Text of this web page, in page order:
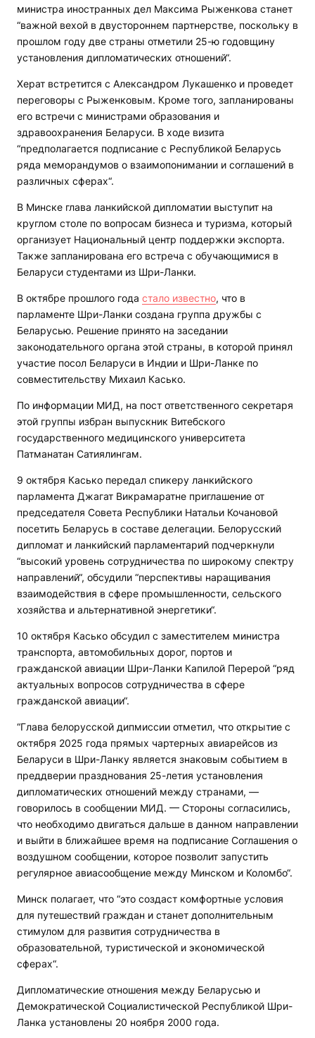
министра иностранных дел Максима Рыженкова станет
“важной вехой в двустороннем партнерстве, поскольку в
прошлом году две страны отметили 25-ю годовщину
установления дипломатических отношений“.
Херат встретится с Александром Лукашенко и проведет
переговоры с Рыженковым. Кроме того, запланированы
его встречи с министрами образования и
здравоохранения Беларуси. В ходе визита
“предполагается подписание с Республикой Беларусь
ряда меморандумов о взаимопонимании и соглашений в
различных сферах“.
В Минске глава ланкийской дипломатии выступит на
круглом столе по вопросам бизнеса и туризма, который
организует Национальный центр поддержки экспорта.
Также запланирована его встреча с обучающимися в
Беларуси студентами из Шри-Ланки.
В октябре прошлого года стало известно, что в
парламенте Шри-Ланки создана группа дружбы с
Беларусью. Решение принято на заседании
законодательного органа этой страны, в которой принял
участие посол Беларуси в Индии и Шри-Ланке по
совместительству Михаил Касько.
По информации МИД, на пост ответственного секретаря
этой группы избран выпускник Витебского
государственного медицинского университета
Патманатан Сатиялингам.
9 октября Касько передал спикеру ланкийского
парламента Джагат Викрамаратне приглашение от
председателя Совета Республики Натальи Кочановой
посетить Беларусь в составе делегации. Белорусский
дипломат и ланкийский парламентарий подчеркнули
“высокий уровень сотрудничества по широкому спектру
направлений“, обсудили “перспективы наращивания
взаимодействия в сфере промышленности, сельского
хозяйства и альтернативной энергетики“.
10 октября Касько обсудил с заместителем министра
транспорта, автомобильных дорог, портов и
гражданской авиации Шри-Ланки Капилой Перерой “ряд
актуальных вопросов сотрудничества в сфере
гражданской авиации“.
“Глава белорусской дипмиссии отметил, что открытие с
октября 2025 года прямых чартерных авиарейсов из
Беларуси в Шри-Ланку является знаковым событием в
преддверии празднования 25-летия установления
дипломатических отношений между странами, —
говорилось в сообщении МИД. — Стороны согласились,
что необходимо двигаться дальше в данном направлении
и выйти в ближайшее время на подписание Соглашения о
воздушном сообщении, которое позволит запустить
регулярное авиасообщение между Минском и Коломбо“.
Минск полагает, что “это создаст комфортные условия
для путешествий граждан и станет дополнительным
стимулом для развития сотрудничества в
образовательной, туристической и экономической
сферах“.
Дипломатические отношения между Беларусью и
Демократической Социалистической Республикой Шри-
Ланка установлены 20 ноября 2000 года.